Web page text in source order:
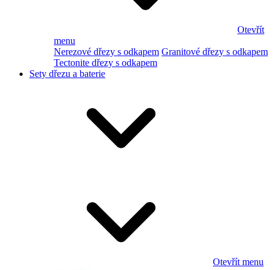
Otevřít
menu
Nerezové dřezy s odkapem Granitové dřezy s odkapem
Tectonite dřezy s odkapem
Sety dřezu a baterie
Otevřít menu